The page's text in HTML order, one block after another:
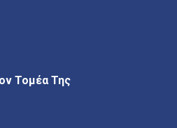
Τομέα Της